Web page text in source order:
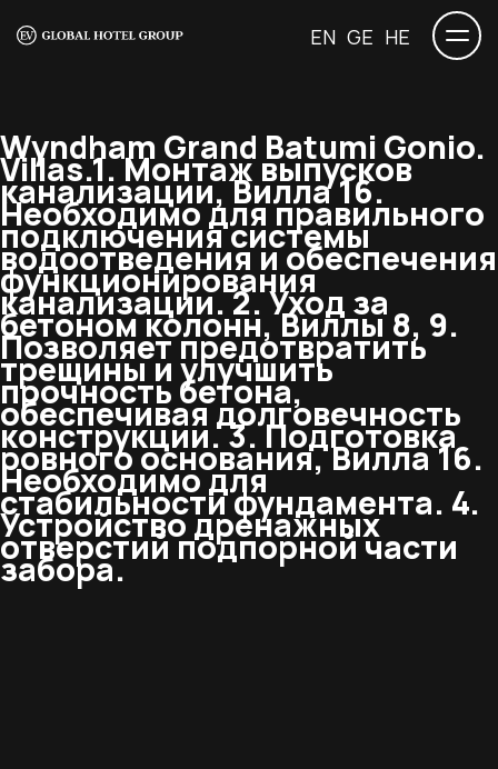
EN GE HE
Wyndham Grand Batumi Gonio.
Villas.1. Монтаж выпусков
канализации, Вилла 16.
Необходимо для правильного
подключения системы
водоотведения и обеспечения
функционирования
канализации. 2. Уход за
бетоном колонн, Виллы 8, 9.
Позволяет предотвратить
трещины и улучшить
прочность бетона,
обеспечивая долговечность
конструкции. 3. Подготовка
ровного основания, Вилла 16.
Необходимо для
стабильности фундамента. 4.
Устройство дренажных
отверстий подпорной части
забора.